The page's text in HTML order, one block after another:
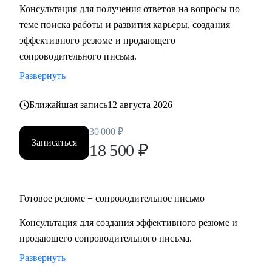
Мидл и топ руководители.
• CEO/Генеральный директор
• Операционный директор/Исполнительный директор
• Коммерческий директор/Директор по продажам
• CFO/ Финансовый директор
• Директор по производству
• ИТ-директор
• Директор по логистике и закупкам
• Директор по стратегическому развитию
Для своих клиентов я — Карьерный доктор, который
поможет «диагностировать и вылечить» проблемы в
области профессионального развития: выявить сильные
уникальность, найти оптимальное и актуальное решение, а
Консультация для получения ответов на вопросы по
теме поиска работы и развития карьеры, создания
эффективного резюме и продающего
сопроводительного письма.
Развернуть
Ближайшая запись12 августа 2026
Записаться
30 000 ₽
18 500 ₽
Готовое резюме + сопроводительное письмо
Консультация для создания эффективного резюме и
продающего сопроводительного письма.
Развернуть